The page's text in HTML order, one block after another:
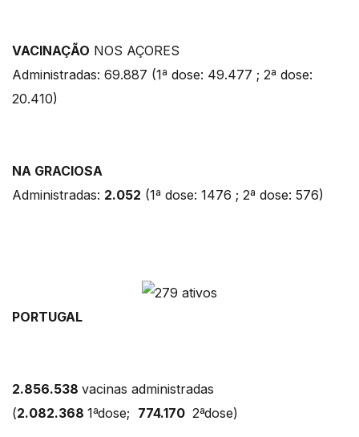
VACINAÇÃO NOS AÇORES
Administradas: 69.887 (1ª dose: 49.477 ; 2ª dose:
20.410)
NA GRACIOSA
Administradas: 2.052 (1ª dose: 1476 ; 2ª dose: 576)
PORTUGAL
2.856.538 vacinas administradas
(2.082.368 1ªdose; 774.170 2ªdose)